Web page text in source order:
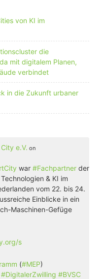
von KI im
die
mit digitalem Planen,
verbindet
in die Zukunft urbaner
e.V. on
war #Fachpartner der
& KI im
vom 22. bis 24.
Einblicke in ein
Maschinen-Gefüge
s
(#MEP)
#DigitalerZwilling #BVSC